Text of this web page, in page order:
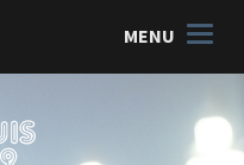
MENU